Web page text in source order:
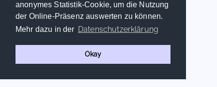
anonymes Statistik-Cookie, um die Nutzung
der Online-Präsenz auswerten zu können.
Mehr dazu in der Datenschutzerklärung
Okay